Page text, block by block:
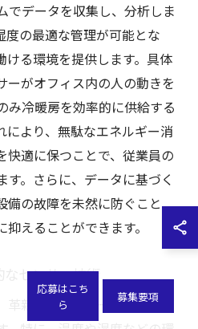
でデータを収集し、分析しま
度の最適な管理が可能とな
ける環境を提供します。具体
ーがオフィス内の人の動きを
み冷暖房を効率的に供給する
により、無駄なエネルギー消
快適に保つことで、従業員の
。さらに、データに基づく
備の故障を未然に防ぐこと
えることができます。
なセンサー技術
革新的なセンサー技術は不可
応募はこち
ら
募集要項